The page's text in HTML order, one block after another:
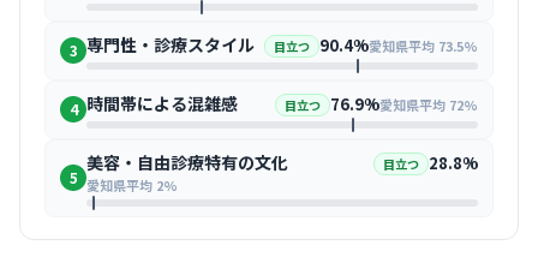
3 専門性・診療スタイル 目立つ 90.4%愛知県平均 73.5%
4 時間帯による混雑感 目立つ 76.9%愛知県平均 72%
5
美容・自由診療特有の文化 目立つ 28.8%
愛知県平均 2%